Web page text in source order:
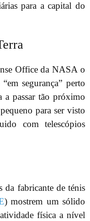
para a capital do
Office da NASA o
segurança” perto
a passar tão próximo
para ser visto
com telescópios
da fabricante de ténis
) mostrem um sólido
física a nível